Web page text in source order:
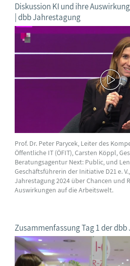
Diskussion KI und ihre
| dbb Jahrestagung
Prof. Dr. Peter Parycek, Leiter des
Öffentliche IT (ÖFIT), Carsten Köppl,
Beratungsagentur Next: Public, und
Geschäftsführerin der Initiative D21 e.
Jahrestagung 2024 über Chancen und
Auswirkungen auf die Arbeitswelt.
Zusammenfassung Tag 1 der